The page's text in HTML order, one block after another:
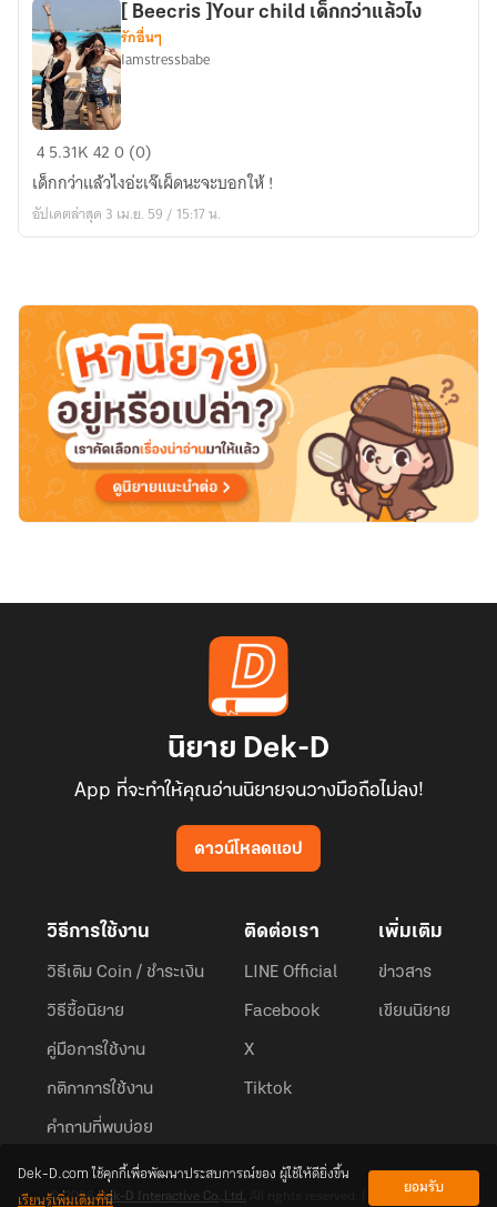
Beecris
]Your
child
แล้ว
ไง
[ Beecris ]Your child เด็กกว่าแล้วไง
รักอื่นๆ
Iamstressbabe
45.31K420 (0)
เด็กกว่าแล้วไงอ่ะเจ๊เผ็ดนะจะบอกให้ !
อัปเดตล่าสุด 3 เม.ย. 59 / 15:17 น.
นิยาย Dek-D
App ที่จะทำให้คุณอ่านนิยายจนวางมือถือไม่ลง!
ดาวน์โหลดแอป
วิธีการใช้งาน
วิธีเติม Coin / ชำระเงิน
วิธีซื้อนิยาย
คู่มือการใช้งาน
กติกาการใช้งาน
คำถามที่พบบ่อย
ติดต่อเรา
LINE Official
Facebook
X
Tiktok
เพิ่มเติม
ข่าวสาร
เขียนนิยาย
© 2026Dek-D Interactive Co.,Ltd.
Dek-D.com ใช้คุกกี้เพื่อพัฒนาประสบการณ์ของ ผู้ใช้ให้ดียิ่งขึ้น
เรียนรู้เพิ่มเติมที่นี่
ยอมรับ